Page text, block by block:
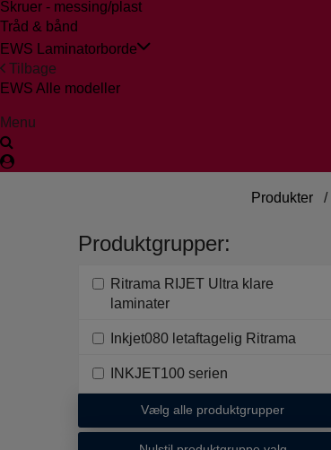
Skruer - messing/plast
Tråd & bånd
EWS Laminatorborde
Tilbage
EWS Alle modeller
Menu
Produkter/
Produktgrupper:
Ritrama RIJET Ultra klare
laminater
Inkjet080 letaftagelig Ritrama
INKJET100 serien
Vælg alle produktgrupper